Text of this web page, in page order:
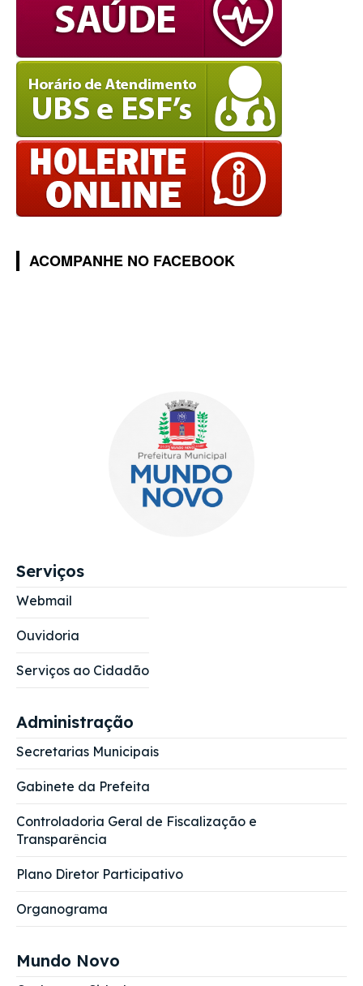
ACOMPANHE NO FACEBOOK
Serviços
Webmail
Ouvidoria
Serviços ao Cidadão
Administração
Secretarias Municipais
Gabinete da Prefeita
Controladoria Geral de Fiscalização e
Transparência
Plano Diretor Participativo
Organograma
Mundo Novo